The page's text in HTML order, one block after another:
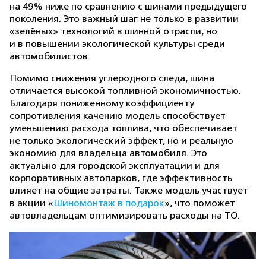
на 49% ниже по сравнению с шинами предыдущего
поколения. Это важный шаг не только в развитии
«зелёных» технологий в шинной отрасли, но
и в повышении экологической культуры среди
автомобилистов.
Помимо снижения углеродного следа, шина
отличается высокой топливной экономичностью.
Благодаря пониженному коэффициенту
сопротивления качению модель способствует
уменьшению расхода топлива, что обеспечивает
не только экологический эффект, но и реальную
экономию для владельца автомобиля. Это
актуально для городской эксплуатации и для
корпоративных автопарков, где эффективность
влияет на общие затраты. Также модель участвует
в акции «Шиномонтаж в подарок», что поможет
автовладельцам оптимизировать расходы на ТО.